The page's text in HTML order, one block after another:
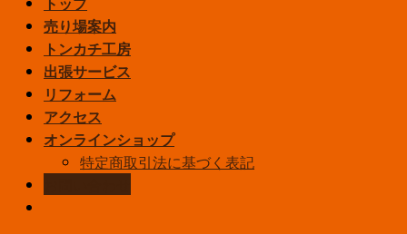
トップ
売り場案内
トンカチ工房
出張サービス
リフォーム
アクセス
オンラインショップ
特定商取引法に基づく表記